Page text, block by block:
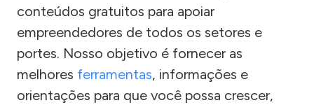
conteúdos gratuitos para apoiar
empreendedores de todos os setores e
portes. Nosso objetivo é fornecer as
melhores ferramentas, informações e
orientações para que você possa crescer,